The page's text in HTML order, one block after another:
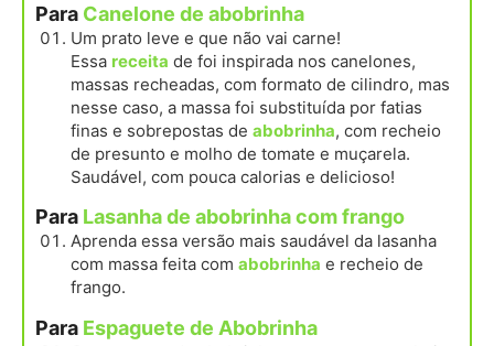
Para Canelone de abobrinha
Um prato leve e que não vai carne!
Essa receita de foi inspirada nos canelones,
massas recheadas, com formato de cilindro, mas
nesse caso, a massa foi substituída por fatias
finas e sobrepostas de abobrinha, com recheio
de presunto e molho de tomate e muçarela.
Saudável, com pouca calorias e delicioso!
Para Lasanha de abobrinha com frango
Aprenda essa versão mais saudável da lasanha
com massa feita com abobrinha e recheio de
frango.
Para Espaguete de Abobrinha